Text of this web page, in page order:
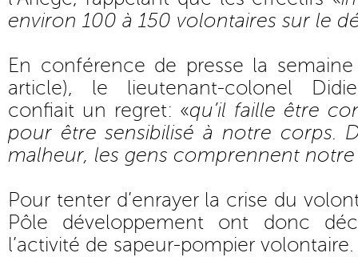
environ 100 à 150 volontaires sur le
En conférence de presse la
article), le lieutenant-colonel
confiait un regret: «qu’il faille être
pour être sensibilisé à notre corps.
malheur, les gens comprennent
Pour tenter d’enrayer la crise du
Pôle développement ont donc
l’activité de sapeur-pompier volontaire.